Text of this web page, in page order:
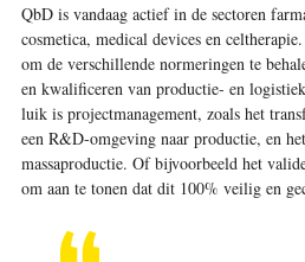
QbD is vandaag actief in de sectoren
cosmetica, medical devices en
om de verschillende normeringen te
en kwalificeren van productie- en
luik is projectmanagement, zoals het
een R&D-omgeving naar productie, en
massaproductie. Of bijvoorbeeld het
om aan te tonen dat dit 100% ­veilig en